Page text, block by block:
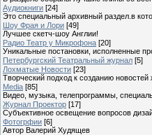
Аудиокниги [24]
Это специальный архивный раздел.в
Шоу Фрая и Лори [49]
Лучшее скетч-шоу Англии!
Радио Театр у Микрофона [20]
Уникальные постановки, исполненные
Петербургский Театральный журнал [5]
Лохматые Новости [23]
Творческий подход к созданию новостей
Media [85]
Видео, музыка, телепрограммы,
Журнал Проектор [17]
Субъективное освещение вопросов
Фотогрфии [6]
Автор Валерий Худящев